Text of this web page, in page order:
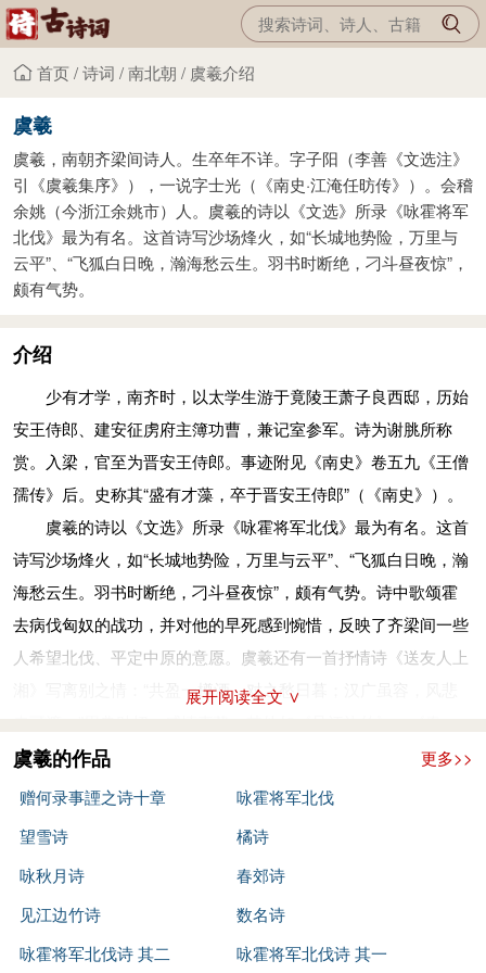
首页/诗词 /南北朝 / 虞羲介绍
虞羲
虞羲，南朝齐梁间诗人。生卒年不详。字子阳（李善《文选注》
引《虞羲集序》），一说字士光（《南史·江淹任昉传》）。会稽
余姚（今浙江余姚市）人。虞羲的诗以《文选》所录《咏霍将军
北伐》最为有名。这首诗写沙场烽火，如“长城地势险，万里与
云平”、“飞狐白日晚，瀚海愁云生。羽书时断绝，刁斗昼夜惊”，
颇有气势。
介绍
少有才学，南齐时，以太学生游于竟陵王萧子良西邸，历始
安王侍郎、建安征虏府主簿功曹，兼记室参军。诗为谢脁所称
赏。入梁，官至为晋安王侍郎。事迹附见《南史》卷五九《王僧
孺传》后。史称其“盛有才藻，卒于晋安王侍郎”（《南史》）。
虞羲的诗以《文选》所录《咏霍将军北伐》最为有名。这首
诗写沙场烽火，如“长城地势险，万里与云平”、“飞狐白日晚，瀚
海愁云生。羽书时断绝，刁斗昼夜惊”，颇有气势。诗中歌颂霍
去病伐匈奴的战功，并对他的早死感到惋惜，反映了齐梁间一些
人希望北伐、平定中原的意愿。虞羲还有一首抒情诗《送友人上
湘》写离别之情：“共盈一樽酒，对之愁日暮；汉广虽容，风悲
郊》、《咏秋月》等，也有一些清丽之句。
虞羲原有集11卷，《隋书·经籍志》录有《虞羲集》9卷，已
文》、《先秦汉魏晋南北朝诗》中。
展开阅读全文 ∨
虞羲的作品
更多>>
赠何录事諲之诗十章
咏霍将军北伐
望雪诗
橘诗
咏秋月诗
春郊诗
见江边竹诗
数名诗
咏霍将军北伐诗 其二
咏霍将军北伐诗 其一